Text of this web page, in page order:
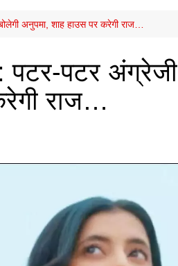
अनुपमा, शाह हाउस पर करेगी राज…
पटर अंग्रेजी
राज…